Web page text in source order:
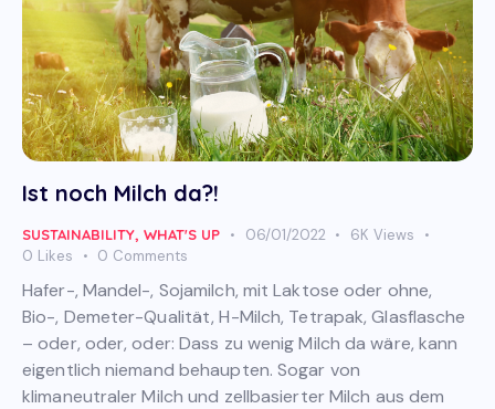
Ist noch Milch da?!
SUSTAINABILITY, WHAT'S UP 06/01/2022 6K Views
0 Likes 0 Comments
Hafer-, Mandel-, Sojamilch, mit Laktose oder ohne,
Bio-, Demeter-Qualität, H-Milch, Tetrapak, Glasflasche
– oder, oder, oder: Dass zu wenig Milch da wäre, kann
eigentlich niemand behaupten. Sogar von
klimaneutraler Milch und zellbasierter Milch aus dem